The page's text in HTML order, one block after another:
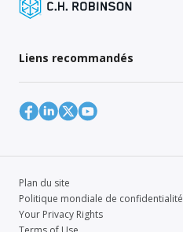
Liens recommandés
Plan du site
Politique mondiale de confidentialité
Your Privacy Rights